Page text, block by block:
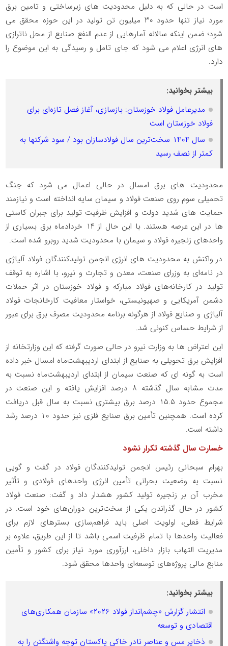
است در حالی که به دلیل محدودیت های زیرساختی و تامین برق
مورد نیاز تنها حدود ۳۰ میلیون تن تولید در این حوزه محقق می
شود؛ ضمن اینکه سالانه آمارهایی از عدم النفع صنایع از محل ناترازی
های انرژی اعلام می شود که جای تامل و رسیدگی به این موضوع را
دارد.
بیشتر بخوانید:
مدیرعامل فولاد خوزستان: بازسازی، آغاز فصل تازه‌ای برای
فولاد خوزستان است
سال ۱۴۰۴ سخت‌ترین سال فولادسازان بود / سود شرکتها به
کمتر از نصف رسید
محدودیت های برق امسال در حالی اعمال می شود که جنگ
تحمیلی سوم روی صنعت فولاد و سیمان سایه انداخته است و نیازمند
حمایت های شدید دولت و افزایش ظرفیت تولید برای جبران کاستی
ها در این عرصه هستند. با این حال از ۱۴ خردادماه برق بسیاری از
واحدهای زنجیره فولاد و سیمان با محدودیت شدید روبرو شده است.
در واکنش به محدودیت های انرژی انجمن تولیدکنندگان فولاد آلیاژی
در نامه‌ای به وزرای صنعت، معدن و تجارت و نیرو، با اشاره به توقف
تولید در کارخانه‌های فولاد مبارکه و فولاد خوزستان در اثر حملات
دشمن آمریکایی و صهیونیستی، خواستار معافیت کارخانجات فولاد
آلیاژی و صنایع فولاد از هرگونه برنامه‌ محدودیت مصرف برق برای عبور
از شرایط حساس کنونی شد.
این اعتراض ها به وزارت نیرو در حالی صورت گرفته که این وزارتخانه از
افزایش برق تحویلی به صنایع از ابتدای اردیبهشت‌ماه امسال خبر داده
است به گونه ای که صنعت سیمان از ابتدای اردیبهشت‌ماه نسبت به
مدت مشابه سال گذشته ۸ درصد افزایش یافته و این صنعت در
مجموع حدود ۱۵.۵ درصد برق بیشتری نسبت به سال قبل دریافت
کرده است. همچنین تأمین برق صنایع فلزی نیز حدود ۱۰ درصد رشد
داشته است.
خسارت سال گذشته تکرار نشود
بهرام سبحانی رئیس انجمن تولیدکنندگان فولاد در گفت و گویی
نسبت به وضعیت بحرانی تأمین انرژی واحدهای فولادی و تأثیر
مخرب آن بر زنجیره تولید کشور هشدار داد و گفت: صنعت فولاد
کشور در حال گذراندن یکی از سخت‌ترین دوران‌های خود است. در
شرایط فعلی، اولویت اصلی باید فراهم‌سازی بسترهای لازم برای
فعالیت واحدها با تمام ظرفیت اسمی باشد تا از این طریق، علاوه بر
مدیریت التهاب بازار داخلی، ارزآوری مورد نیاز برای کشور و تأمین
منابع مالی پروژه‌های توسعه‌ای واحدها محقق شود.
بیشتر بخوانید:
انتشار گزارش «چشم‌انداز فولاد ۲۰۲۶» سازمان همکاری‌های
اقتصادی و توسعه
ذخایر مس و عناصر نادر خاکی پاکستان توجه واشنگتن را به